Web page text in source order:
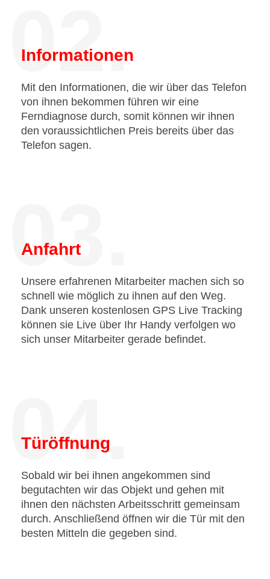
02.
Informationen
Mit den Informationen, die wir über das Telefon
von ihnen bekommen führen wir eine
Ferndiagnose durch, somit können wir ihnen
den voraussichtlichen Preis bereits über das
Telefon sagen.
03.
Anfahrt
Unsere erfahrenen Mitarbeiter machen sich so
schnell wie möglich zu ihnen auf den Weg.
Dank unseren kostenlosen GPS Live Tracking
können sie Live über Ihr Handy verfolgen wo
sich unser Mitarbeiter gerade befindet.
04.
Türöffnung
Sobald wir bei ihnen angekommen sind
begutachten wir das Objekt und gehen mit
ihnen den nächsten Arbeitsschritt gemeinsam
durch. Anschließend öffnen wir die Tür mit den
besten Mitteln die gegeben sind.